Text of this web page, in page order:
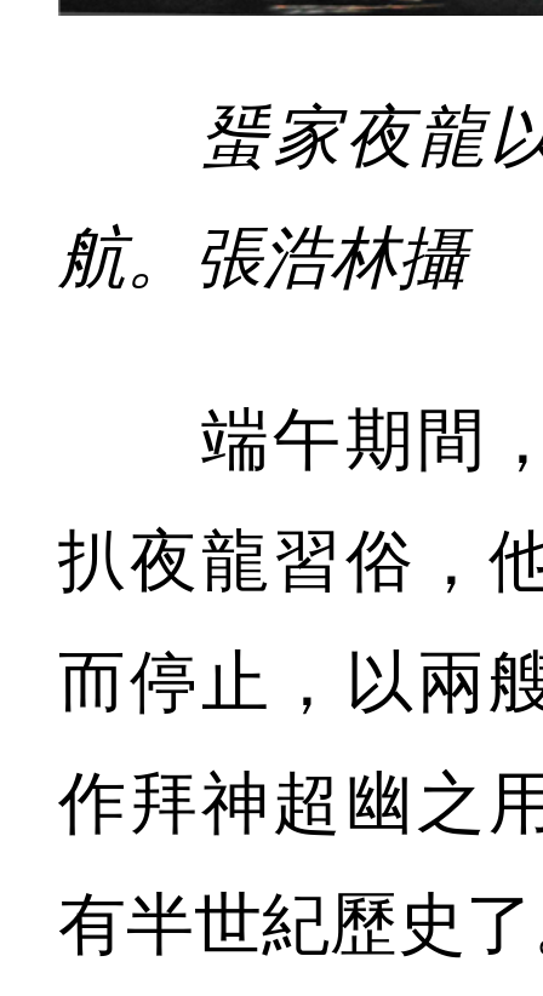
蜑家夜龍以
航。張浩林攝
端午期間，
扒夜龍習俗，
而停止，以兩
作拜神超幽之
有半世紀歷史